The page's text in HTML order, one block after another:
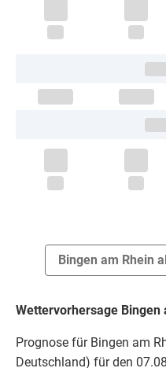
Bingen am Rhein
Wettervorhersage Bingen
Prognose für Bingen am
Deutschland) für den